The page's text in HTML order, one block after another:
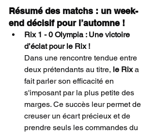
Résumé des matchs : un week-
end décisif pour l’automne !
Rix 1 - 0 Olympia : Une victoire
d’éclat pour le Rix !
Dans une rencontre tendue entre
deux prétendants au titre, le Rix a
fait parler son efficacité en
s'imposant par la plus petite des
marges. Ce succès leur permet de
creuser un écart précieux et de
prendre seuls les commandes du